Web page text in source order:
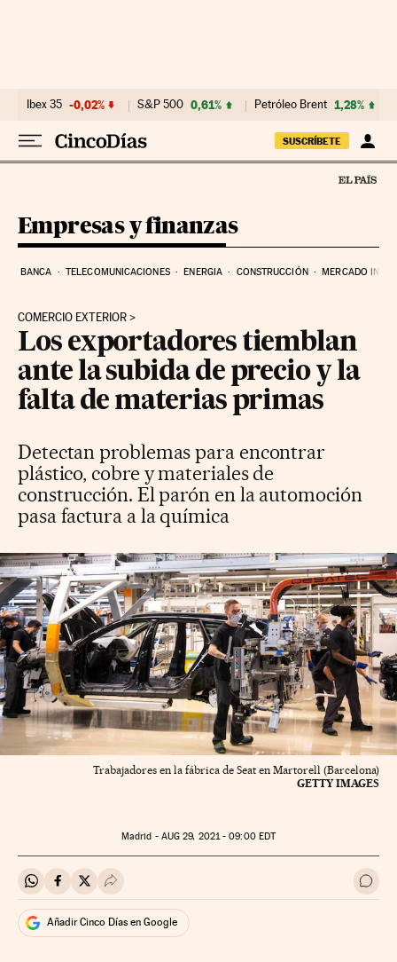
Ibex 35 -0,02% S&P 500 0,61% Petróleo Brent 1,28%
SUSCRÍBETE
Empresas y finanzas
BANCA TELECOMUNICACIONES ENERGIA CONSTRUCCIÓN MERCADO
COMERCIO EXTERIOR
Los exportadores tiemblan
ante la subida de precio y la
falta de materias primas
Detectan problemas para encontrar
plástico, cobre y materiales de
construcción. El parón en la automoción
pasa factura a la química
Trabajadores en la fábrica de Seat en Martorell (Barcelona)
GETTY IMAGES
Madrid - AUG 29, 2021 - 09:00EDT
Compartir en Whatsapp
Compartir en Facebook
Compartir en Twitter
Desplegar Redes Sociales Ir a
Añadir Cinco Días en Google